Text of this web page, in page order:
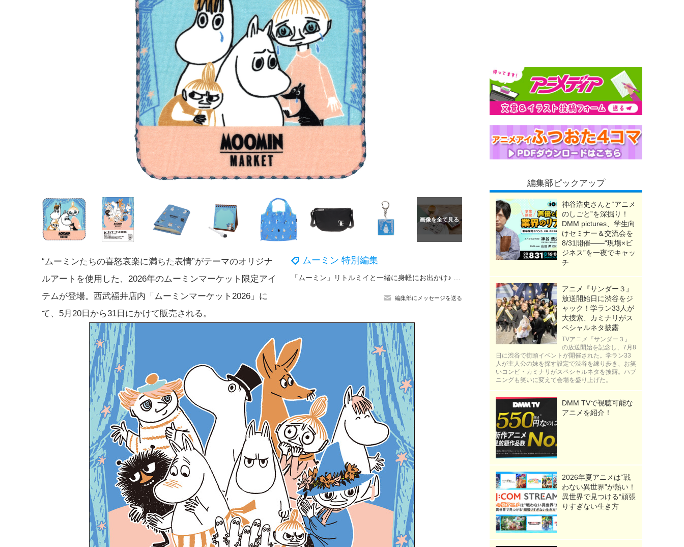
ムーミン 特別編集
編集部にメッセージを送る
“ムーミンたちの喜怒哀楽に満ちた表情”がテーマのオリジナ
ルアートを使用した、2026年のムーミンマーケット限定アイ
テムが登場。西武福井店内「ムーミンマーケット2026」に
て、5月20日から31日にかけて販売される。
編集部ピックアップ
神谷浩史さんと“アニメ
のしごと”を深掘り！
DMM pictures、学生向
けセミナー＆交流会を
8/31開催――“現場×ビ
ジネス”を一夜でキャッ
チ
アニメ『サンダー３』
放送開始日に渋谷をジ
ャック！学ラン33人が
大捜索、カミナリがス
ペシャルネタ披露
TVアニメ『サンダー３』
の放送開始を記念し、7月8
日に渋谷で街頭イベントが開催された。学ラン33
人が主人公の妹を探す設定で渋谷を練り歩き、お笑
いコンビ・カミナリがスペシャルネタを披露。ハプ
ニングも笑いに変えて会場を盛り上げた。
DMM TVで視聴可能な
アニメを紹介！
2026年夏アニメは“戦
わない異世界”が熱い！
異世界で見つける“頑張
りすぎない生き方